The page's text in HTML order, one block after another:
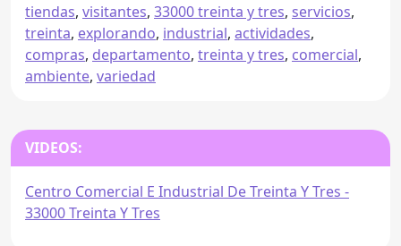
tiendas, visitantes, 33000 treinta y tres, servicios,
treinta, explorando, industrial, actividades,
compras, departamento, treinta y tres, comercial,
ambiente, variedad
VIDEOS:
Centro Comercial E Industrial De Treinta Y Tres -
33000 Treinta Y Tres